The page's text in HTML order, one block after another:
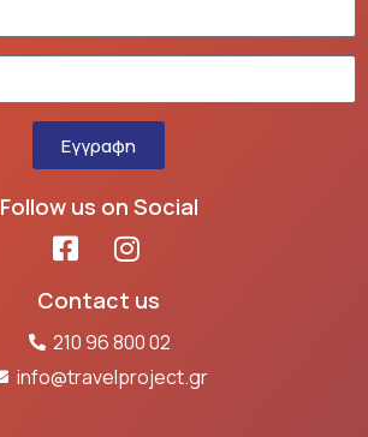
Εγγραφη
Follow us on Social
Contact us
210 96 800 02
info@travelproject.gr